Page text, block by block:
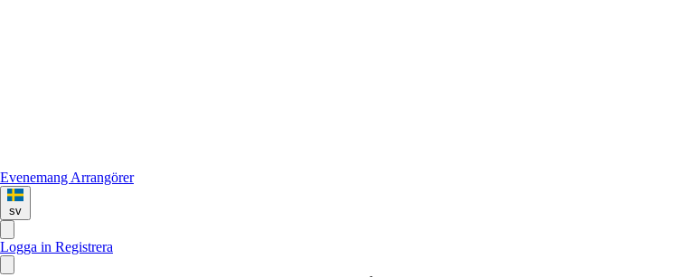
Evenemang Arrangörer
sv
Logga in Registrera